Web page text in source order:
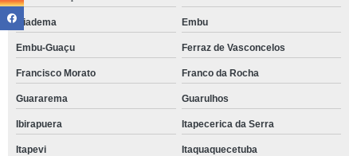
Diadema Embu
Embu-Guaçu Ferraz de Vasconcelos
Francisco Morato Franco da Rocha
Guararema Guarulhos
Ibirapuera Itapecerica da Serra
Itapevi Itaquaquecetuba